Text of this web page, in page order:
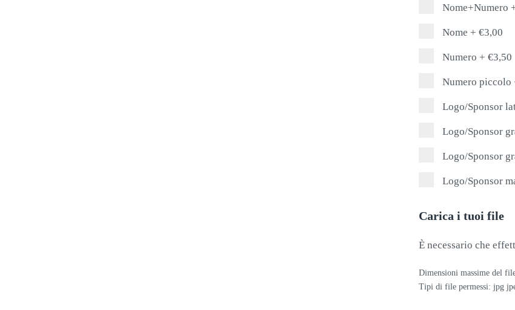
Nome+Numero
Nome + €3,00
Numero + €3,50
Numero piccolo
Logo/Sponsor
Logo/Sponsor
Logo/Sponsor
Logo/Sponsor
Carica i tuoi file
È necessario che
Dimensioni massime del
Tipi di file permessi: jpg